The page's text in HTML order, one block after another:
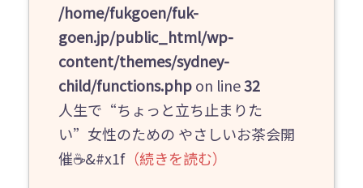
/home/fukgoen/fuk-
goen.jp/public_html/wp-
content/themes/sydney-
child/functions.phpon line32
人生で“ちょっと立ち止まりた
い”女性のための やさしいお茶会開
催☕&#x1f（続きを読む）